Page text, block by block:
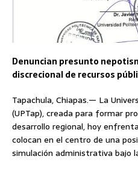
Denuncian presunto
discrecional de recursos
Tapachula, Chiapas.— La
(UPTap), creada para formar
desarrollo regional, hoy
colocan en el centro de una
simulación administrativa bajo